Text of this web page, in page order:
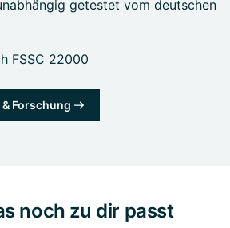
getestet vom deutschen
FSSC 22000
Forschung
noch zu dir passt